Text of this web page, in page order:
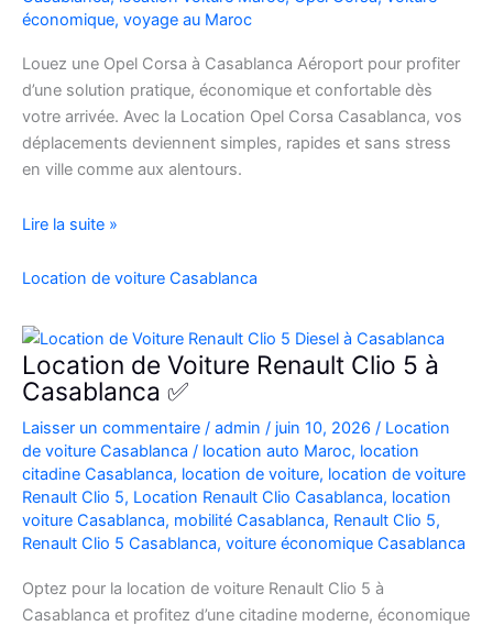
économique, voyage au Maroc
Louez une Opel Corsa à Casablanca Aéroport pour profiter
d’une solution pratique, économique et confortable dès
votre arrivée. Avec la Location Opel Corsa Casablanca, vos
déplacements deviennent simples, rapides et sans stress
en ville comme aux alentours.
Location
Corsa
Aéroport
|
Location
Voiture
Casablanca
Lire la suite »
Location de voiture Casablanca
Location de Voiture Renault Clio 5 à
Casablanca ✅
Laisser un commentaire / admin / juin 10, 2026 / Location
de voiture Casablanca / location auto Maroc, location
citadine Casablanca, location de voiture, location de voiture
Renault Clio 5, Location Renault Clio Casablanca, location
voiture Casablanca, mobilité Casablanca, Renault Clio 5,
Renault Clio 5 Casablanca, voiture économique Casablanca
Optez pour la location de voiture Renault Clio 5 à
Casablanca et profitez d’une citadine moderne, économique